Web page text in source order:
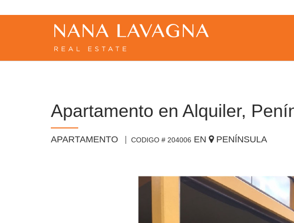
Apartamento en Alquiler,
APARTAMENTO CODIGO # 204006 EN PENÍNSULA